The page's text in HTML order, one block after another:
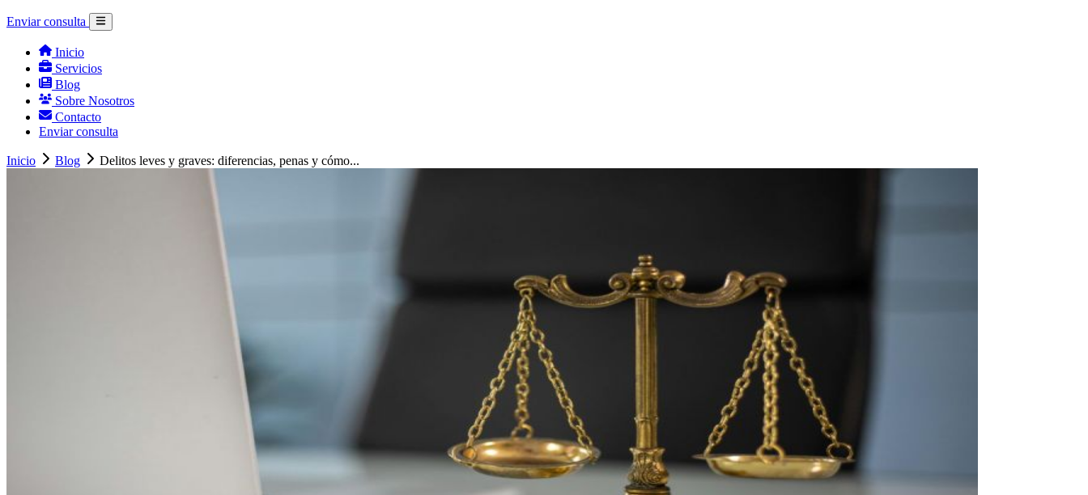
Enviar consulta
Inicio
Servicios
Blog
Sobre Nosotros
Contacto
Enviar consulta
Inicio Blog Delitos leves y graves: diferencias, penas y cómo...